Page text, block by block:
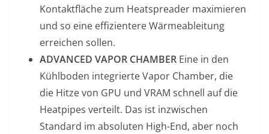
Kontaktfläche zum Heatspreader maximieren
und so eine effizientere Wärmeableitung
erreichen sollen.
ADVANCED VAPOR CHAMBER Eine in den
Kühlboden integrierte Vapor Chamber, die
die Hitze von GPU und VRAM schnell auf die
Heatpipes verteilt. Das ist inzwischen
Standard im absoluten High-End, aber noch